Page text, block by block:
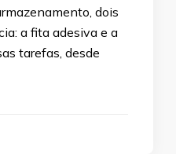
dois
a fita adesiva e a
tarefas, desde